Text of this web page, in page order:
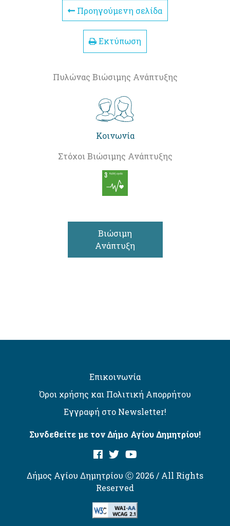
Προηγούμενη σελίδα
Εκτύπωση
Πυλώνας Βιώσιμης Ανάπτυξης
Κοινωνία
Στόχοι Βιώσιμης Ανάπτυξης
Βιώσιμη
Ανάπτυξη
Επικοινωνία
Όροι χρήσης και Πολιτική Απορρήτου
Εγγραφή στο Newsletter!
Συνδεθείτε με τον Δήμο Αγίου Δημητρίου!
Δήμος Αγίου Δημητρίου Ⓒ 2026 / All Rights
Reserved